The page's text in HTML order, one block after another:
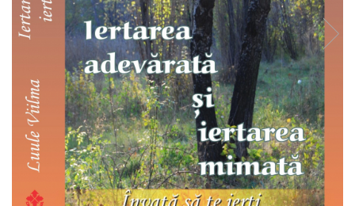
Istorie
Literatura
Psihologie
Sociologie
Stiinta